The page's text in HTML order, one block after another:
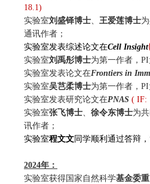
18.1)
实验室刘盛铎博士、 王爱莲博士
通讯作者；
实验室发表综述论文在Cell Insight
实验室刘禹彤博士为第一作者，
实验室发表论文在Frontiers in
实验室吴芑柔博士为第一作者，PI
实验室发表研究论文在PNAS ( IF:
实验室张飞博士、 徐令东博士为
讯作者；
实验室程文文 同学顺利通过答辩，
2024年 ：
实验室获得国家自然科学基金委